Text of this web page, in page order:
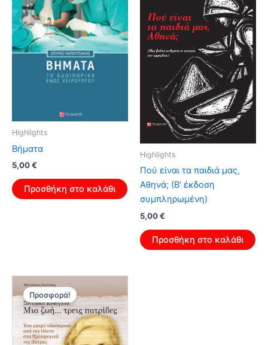
Highlights
Βήματα
Original
was:
8,00 €.
5,00€
τιμή
είναι:
Προσθήκη στο καλάθι
Highlights
Πού είναι τα παιδιά μας,
Αθηνά; (Β’ έκδοση
συμπληρωμένη)
Original
was:
8,00 €.
5,00€
τιμή
είναι:
Προσθήκη στο καλάθι
Προσφορά!